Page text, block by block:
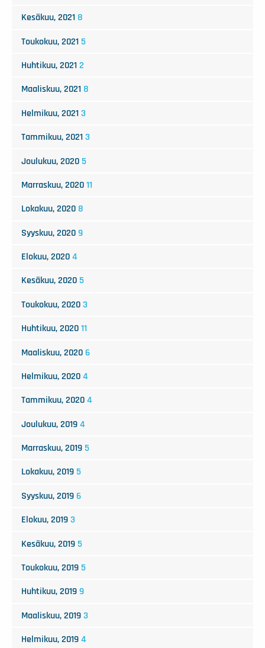
Kesäkuu, 2021 8
Toukokuu, 2021 5
Huhtikuu, 2021 2
Maaliskuu, 2021 8
Helmikuu, 2021 3
Tammikuu, 2021 3
Joulukuu, 2020 5
Marraskuu, 2020 11
Lokakuu, 2020 8
Syyskuu, 2020 9
Elokuu, 2020 4
Kesäkuu, 2020 5
Toukokuu, 2020 3
Huhtikuu, 2020 11
Maaliskuu, 2020 6
Helmikuu, 2020 4
Tammikuu, 2020 4
Joulukuu, 2019 4
Marraskuu, 2019 5
Lokakuu, 2019 5
Syyskuu, 2019 6
Elokuu, 2019 3
Kesäkuu, 2019 5
Toukokuu, 2019 5
Huhtikuu, 2019 9
Maaliskuu, 2019 3
Helmikuu, 2019 4